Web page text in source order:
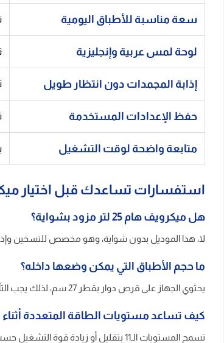
سعة مناسبة للأطباق اليومية
لوحة لمس عربية وإنجليزية
إذابة المجمدات دون انتظار طويل
حفظ الإعدادات المستخدمة
متابعة واضحة لوقت التشغيل
استفسارات تساعدك قبل اختيار
هل ميكرويف هام 25 لتر مزود بشواية؟
لا، هذا الموديل بدون شواية، وهو مخصص للتسخين
ما حجم الأطباق التي يمكن وضعها داخله؟
يحتوي الجهاز على قرص دوار بقطر 27 سم، لذلك يجب التأكد من أن الطبق المستخدم يدور بحرية دون ملامسة الجوانب.
كيف تساعد مستويات الطاقة المتعددة أثناء
تسمح المستويات الـ11 بتقليل أو زيادة قوة التشغيل حسب نوع الطعام، مما يساعد على تجنب التسخين الزائد لبعض الوجبات.